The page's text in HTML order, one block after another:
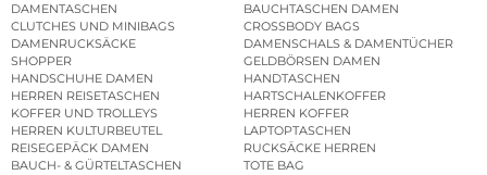
DAMENTASCHEN
BAUCHTASCHEN DAMEN
CLUTCHES UND MINIBAGS
CROSSBODY BAGS
DAMENRUCKSÄCKE
DAMENSCHALS & DAMENTÜCHER
SHOPPER
GELDBÖRSEN DAMEN
HANDSCHUHE DAMEN
HANDTASCHEN
HERREN REISETASCHEN
HARTSCHALENKOFFER
KOFFER UND TROLLEYS
HERREN KOFFER
HERREN KULTURBEUTEL
LAPTOPTASCHEN
REISEGEPÄCK DAMEN
RUCKSÄCKE HERREN
BAUCH- & GÜRTELTASCHEN
TOTE BAG